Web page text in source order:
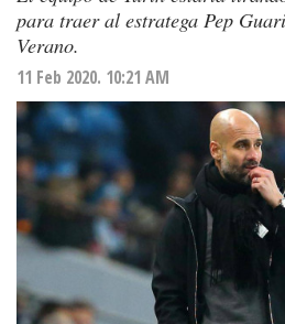
para traer al estratega Pep
Verano.
11 Feb 2020. 10:21 AM